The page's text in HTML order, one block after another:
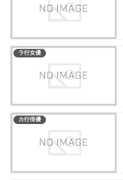
ラ行女優
カ行俳優